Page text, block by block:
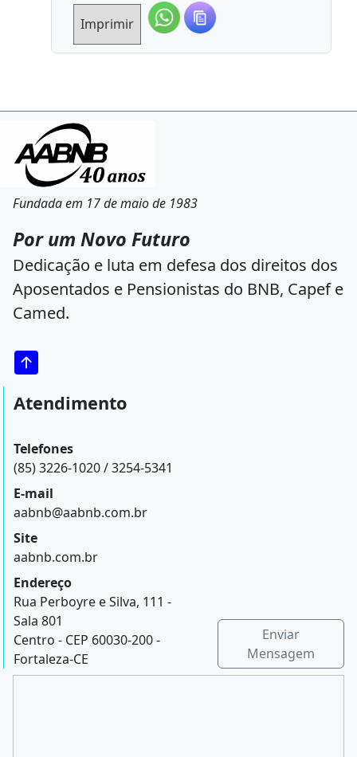
Imprimir
Fundada em 17 de maio de 1983
Por um Novo Futuro
Dedicação e luta em defesa dos direitos dos
Aposentados e Pensionistas do BNB, Capef e
Camed.
Atendimento
Telefones
(85) 3226-1020 / 3254-5341
E-mail
aabnb@aabnb.com.br
Site
aabnb.com.br
Endereço
Rua Perboyre e Silva, 111 -
Sala 801
Centro - CEP 60030-200 -
Fortaleza-CE
Enviar
Mensagem